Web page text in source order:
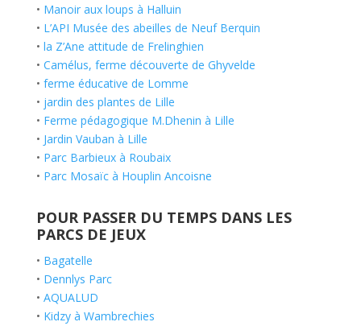
• Manoir aux loups à Halluin
• L’API Musée des abeilles de Neuf Berquin
• la Z’Ane attitude de Frelinghien
• Camélus, ferme découverte de Ghyvelde
• ferme éducative de Lomme
• jardin des plantes de Lille
• Ferme pédagogique M.Dhenin à Lille
• Jardin Vauban à Lille
• Parc Barbieux à Roubaix
• Parc Mosaïc à Houplin Ancoisne
POUR PASSER DU TEMPS DANS LES
PARCS DE JEUX
• Bagatelle
• Dennlys Parc
• AQUALUD
• Kidzy à Wambrechies